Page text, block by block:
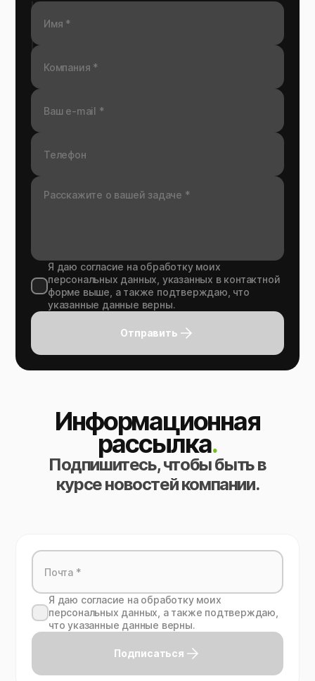
Я даю согласие на обработку моих
персональных данных, указанных в контактной
форме выше, а также подтверждаю, что
указанные данные верны.
Отправить
Информационная
рассылка.
Подпишитесь, чтобы быть в
курсе новостей компании.
Я даю согласие на обработку моих
персональных данных, а также подтверждаю,
что указанные данные верны.
Подписаться